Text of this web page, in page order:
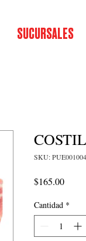
SUCURSALES
SKU: PUE001004
$165.00Precio
Cantidad *